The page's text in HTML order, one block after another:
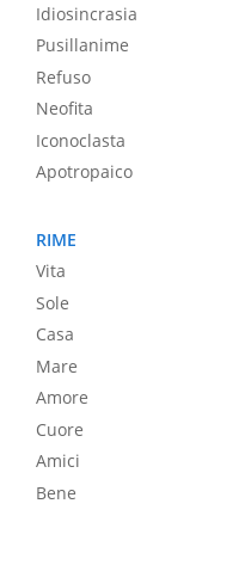
Idiosincrasia
Pusillanime
Refuso
Neofita
Iconoclasta
Apotropaico
RIME
Vita
Sole
Casa
Mare
Amore
Cuore
Amici
Bene